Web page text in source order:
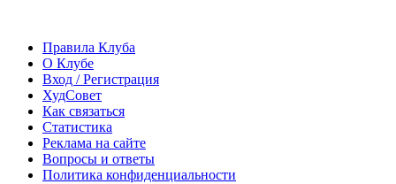
Правила Клуба
О Клубе
Вход / Регистрация
ХудСовет
Как связаться
Статистика
Реклама на сайте
Вопросы и ответы
Политика конфиденциальности